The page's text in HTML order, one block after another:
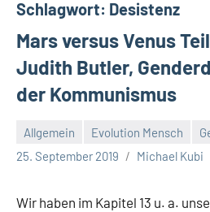
Schlagwort: Desistenz
Mars versus Venus
Judith Butler,
der Kommunismus
Allgemein Evolution Mensch
25. September 2019
Michael Kubi
Wir haben im Kapitel 13 u. a.